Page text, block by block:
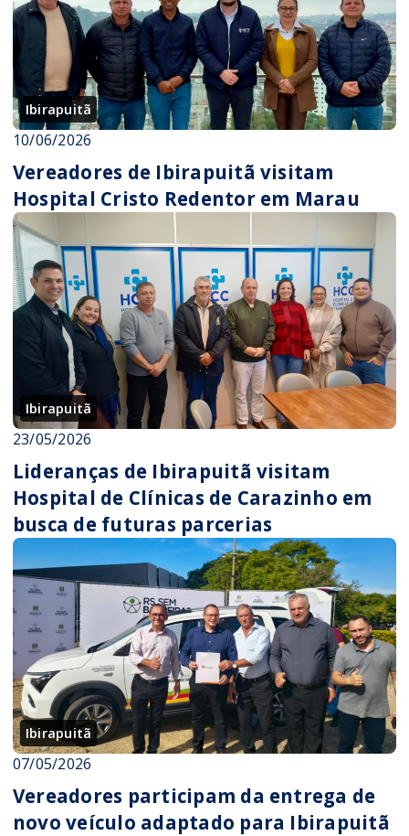
Ibirapuitã
10/06/2026
Vereadores de Ibirapuitã visitam
Hospital Cristo Redentor em Marau
Ibirapuitã
23/05/2026
Lideranças de Ibirapuitã visitam
Hospital de Clínicas de Carazinho em
busca de futuras parcerias
Ibirapuitã
07/05/2026
Vereadores participam da entrega de
novo veículo adaptado para Ibirapuitã